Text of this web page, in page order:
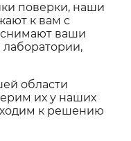
поверки, наши
к вам с
снимают ваши
области
их у наших
к решению